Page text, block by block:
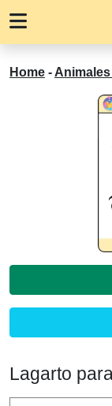
Home -
Lagarto